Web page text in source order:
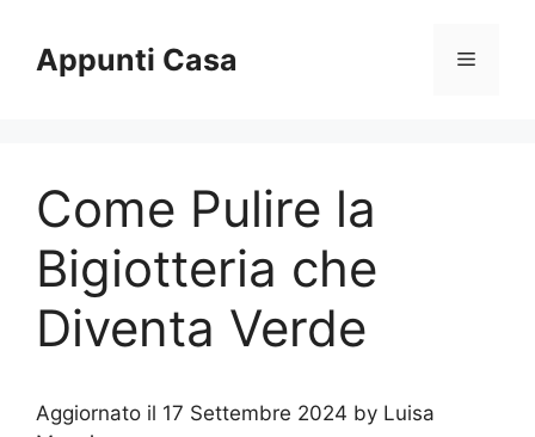
contenuto
Appunti Casa Menu
Come Pulire la
Bigiotteria che
Diventa Verde
Aggiornato il 17 Settembre 2024 by Luisa